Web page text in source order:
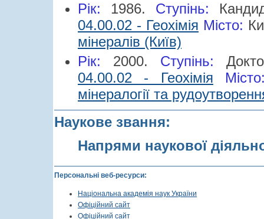
Рік: 1986. Cтупінь:
04.00.02 - Геохімія Місто:
мінералів (Київ)
Рік: 2000. Cтупінь:
04.00.02 - Геохімія
мінералогії та
Наукове звання:
Напрями наукової
Персональні веб-ресурси:
Національна академія наук України
Офіційний сайт
Офіційний сайт